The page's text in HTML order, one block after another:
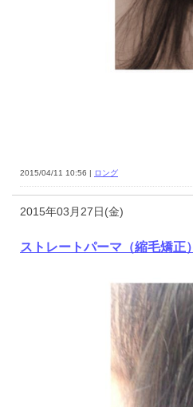
2015/04/11 10:56 | ロング
2015年03月27日(金)
ストレートパーマ（縮毛矯正）